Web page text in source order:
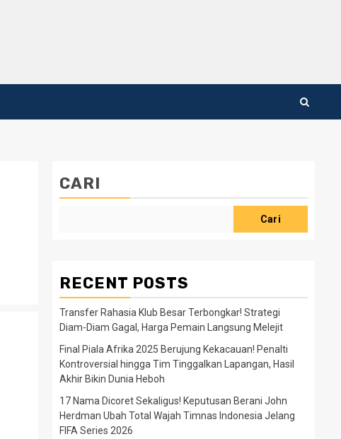
CARI
Cari
RECENT POSTS
Transfer Rahasia Klub Besar Terbongkar! Strategi
Diam-Diam Gagal, Harga Pemain Langsung Melejit
Final Piala Afrika 2025 Berujung Kekacauan! Penalti
Kontroversial hingga Tim Tinggalkan Lapangan, Hasil
Akhir Bikin Dunia Heboh
17 Nama Dicoret Sekaligus! Keputusan Berani John
Herdman Ubah Total Wajah Timnas Indonesia Jelang
FIFA Series 2026